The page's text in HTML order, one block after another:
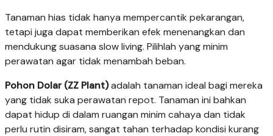
Tanaman hias tidak hanya mempercantik pekarangan,
tetapi juga dapat memberikan efek menenangkan dan
mendukung suasana slow living. Pilihlah yang minim
perawatan agar tidak menambah beban.
Pohon Dolar (ZZ Plant)adalah tanaman ideal bagi mereka
yang tidak suka perawatan repot. Tanaman ini bahkan
dapat hidup di dalam ruangan minim cahaya dan tidak
perlu rutin disiram, sangat tahan terhadap kondisi kurang